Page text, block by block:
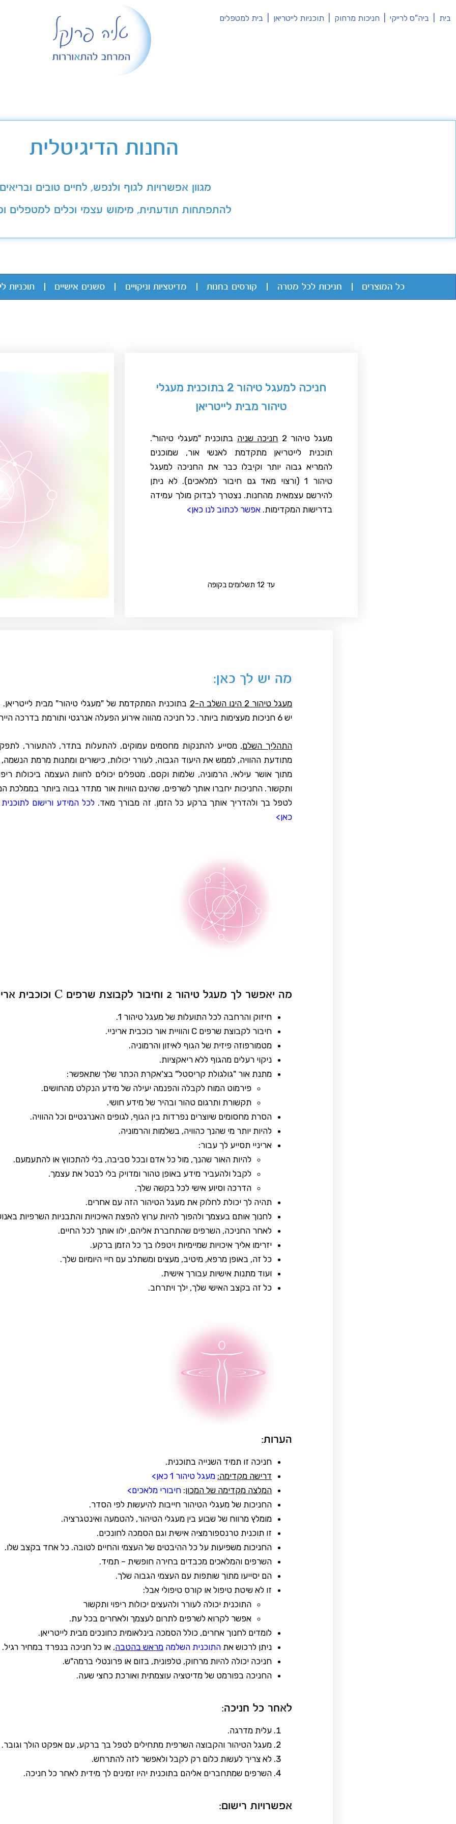
בית ביה"ס לרייקי חניכות מרחוק תוכניות לייטריאן בית למטפלים
החנות הדיגיטלית
מגוון אפשרויות לגוף ולנפש, לחיים טובים
להתפתחות תודעתית, מימוש עצמי וכלים למטפלים
כל המוצרים חניכות לכל מטרה קורסים בחנות מדיטציות וניקויים סשנים אישיים תוכניות
חניכה למעגל טיהור 2 בתוכנית מעגלי
טיהור מבית לייטריאן
מעגל טיהור 2 חניכה שניה בתוכנית "מעגלי טיהור".
תוכנית לייטריאן מתקדמת לאנשי אור, שמוכנים
להמריא גבוה יותר וקיבלו כבר את החניכה למעגל
טיהור 1 (ורצוי מאד גם חיבור למלאכים). לא ניתן
להירשם עצמאית מהחנות. נצטרך לבדוק מולך עמידה
בדרישות המקדימות.אפשר לכתוב לנו כאן>
עד 12 תשלומים בקופה
מה יש לך כאן:
מעגל טיהור 2 הינו השלב ה-2
בתוכנית המתקדמת של "מעגלי טיהור" מבית
יש 6 חניכות מעצימות ביותר. כל חניכה מהווה אירוע הפעלה אנרגטי ותורמת בדרכה הייחודית.
התהליך השלם, מסייע להתנקות מחסמים עמוקים, להתעלות בתדר, להתעורר,
מתודעת ההוויה, לממש את היעוד הגבוה, לעורר יכולות, כישורים ומתנות מרמת
מתוך אושר עילאי, הרמוניה, שלמות וקסם. מטפלים יכולים לחוות העצמה ביכולות
ותקשור. החניכות יחברו אותך לשרפים, שהינם הוויות אור מתדר גבוה ביותר בממלכת
לטפל בך ולהדריך אותך ברקע כל הזמן. זה מבורך מאד. לכל המידע ורישום
כאן>
מה יאפשר לך מעגל טיהור 2 וחיבור לקבוצת שרפים C וכוכבית אריניי:
חיזוק והרחבה לכל התועלות של מעגל טיהור 1.
חיבור לקבוצת שרפים C והוויית אור כוכבית אריניי.
מטמורפוזה פיזית של הגוף לאיזון והרמוניה.
ניקוי רעלים מהגוף ללא ריאקציות.
מתנת אור "גולגולת קריסטל" בצ'אקרת הכתר שלך שתאפשר:
פירמוט המוח לקבלה והפנמה יעילה של מידע הנקלט מהחושים.
תקשורת ותרגום טהור ובהיר של מידע חושי.
הסרת מחסומים שיוצרים נפרדות בין הגוף, לגופים האנרגטיים וכל ההוויה.
להיות יותר מי שהנך כהוויה, בשלמות והרמוניה.
אריניי תסייע לך עבור:
להיות האור שהנך, מול כל אדם ובכל סביבה, בלי להתכווץ או להתעמעם.
לקבל ולהעביר מידע באופן טהור ומדויק בלי לבטל את עצמך.
הדרכה וסיוע אישי לכל בקשה שלך.
תהיה לך יכולת לחלוק את מעגל הטיהור הזה עם אחרים.
לחנוך אותם בעצמך ולהפוך להיות ערוץ להפצת האיכויות והתבניות השרפיות
לאחר החניכה, השרפים שהתחברת אליהם, ילוו אותך לכל החיים.
יזרימו אליך איכויות שמיימיות ויטפלו בך כל הזמן ברקע.
כל זה, באופן מרפא, מיטיב, מעצים ומשתלב עם חיי היומיום שלך.
ועוד מתנות אישיות עבורך אישית.
כל זה בקצב האישי שלך, ילך ויתרחב.
הערות:
חניכה זו תמיד השנייה בתוכנית.
דרישה מקדימה: מעגל טיהור 1 כאן>
המלצה מקדימה של המכון: חיבורי מלאכים>
החניכות של מעגלי הטיהור חייבות להיעשות לפי הסדר.
מומלץ מרווח של שבוע בין מעגלי הטיהור, להטמעה ואינטגרציה.
זו תוכנית טרנספורמציה אישית וגם הסמכה לחונכים.
החניכות משפיעות על כל ההיבטים של העצמי והחיים לטובה. כל אחד בקצב שלו.
השרפים והמלאכים מכבדים בחירה חופשית – תמיד.
הם יסייעו מתוך שותפות עם העצמי הגבוה שלך.
זו לא שיטת טיפול או קורס טיפולי אבל:
התוכנית יכולה לעורר ולהעצים יכולות ריפוי ותקשור
אפשר לקרוא לשרפים לתרום לעצמך ולאחרים בכל עת.
לומדים לחנוך אחרים, כולל הסמכה בינלאומית כחונכים מבית לייטריאן.
ניתן לרכוש את התוכנית השלמה מראש בהטבה, או כל חניכה בנפרד במחיר רגיל.
חניכה יכולה להיות מרחוק, טלפונית, בזום או פרונטלי ברמה"ש.
החניכה בפורמט של מדיטציה עוצמתית ואורכת כחצי שעה.
לאחר כל חניכה:
עלית מדרגה.
מעגל הטיהור והקבוצה השרפית מתחילים לטפל בך ברקע, עם אפקט הולך וגובר.
לא צריך לעשות כלום רק לקבל ולאפשר לזה להתרחש.
השרפים שמתחברים אליהם בתוכנית יהיו זמינים לך מידית לאחר כל חניכה.
אפשרויות רישום: